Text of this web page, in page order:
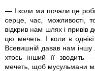
— І коли ми почали це
серце, час, можливості,
відкрив нам шлях і привів
цю мечеть. І коли в
Всевишній давав нам
хтось інший її
мечеть, щоб мусульмани